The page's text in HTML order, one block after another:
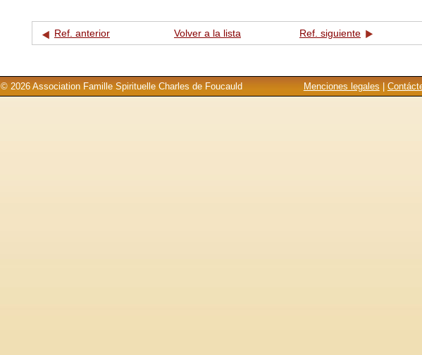
Ref. anterior Volver a la lista Ref. siguiente
Menciones legales
© 2026 Association Famille Spirituelle Charles de Foucauld